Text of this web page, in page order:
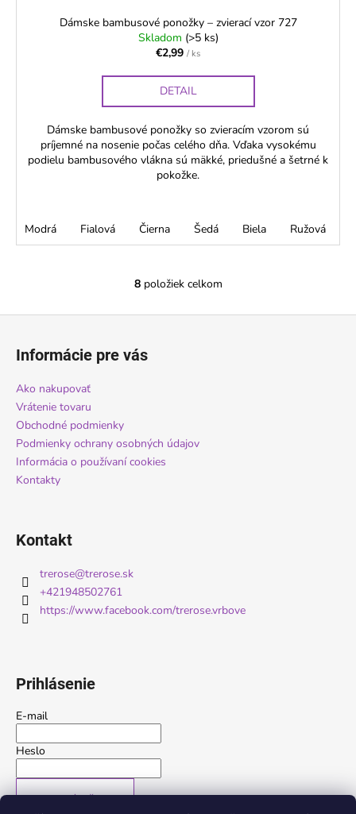
Dámske bambusové ponožky – zvierací vzor 727
Skladom (>5 ks)
€2,99 / ks
DETAIL
Dámske bambusové ponožky so zvieracím vzorom sú
príjemné na nosenie počas celého dňa. Vďaka vysokému
podielu bambusového vlákna sú mäkké, priedušné a šetrné k
pokožke.
Modrá Fialová Čierna Šedá Biela Ružová
O
p
s
8položiek celkom
Informácie pre vás
Ako nakupovať
Vrátenie tovaru
Obchodné podmienky
Podmienky ochrany osobných údajov
Informácia o používaní cookies
Kontakty
Kontakt
trerose@trerose.sk
+421948502761
https://www.facebook.com/trerose.vrbove
Prihlásenie
E-mail
Heslo